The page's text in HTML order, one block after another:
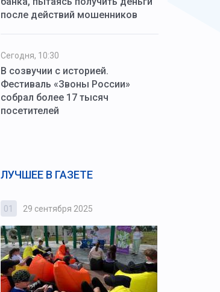
после действий мошенников
Сегодня, 10:30
В созвучии с историей.
Фестиваль «Звоны России»
собрал более 17 тысяч
посетителей
ЛУЧШЕЕ В ГАЗЕТЕ
01 29 сентября 2025